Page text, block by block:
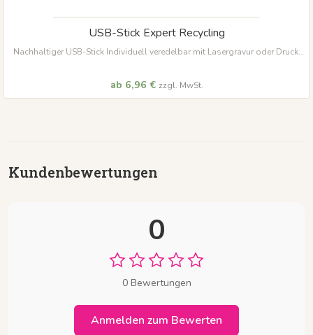
USB-Stick Expert Recycling
Nachhaltiger USB-Stick Individuell veredelbar mit Lasergravur oder Druck.
ab 6,96 € zzgl. MwSt.
Kundenbewertungen
0
0 Bewertungen
Anmelden zum Bewerten